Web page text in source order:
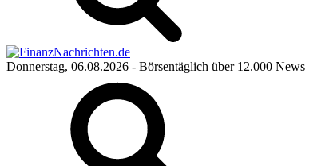
Donnerstag, 06.08.2026 - Börsentäglich über 12.000 News